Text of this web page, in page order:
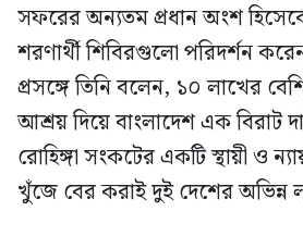
সফরের অন্যতম প্রধান অংশ
শরণার্থী শিবিরগুলো পরিদর্শন
প্রসঙ্গে তিনি বলেন, ১০ লাখের
আশ্রয় দিয়ে বাংলাদেশ এক বিরাট
রোহিঙ্গা সংকটের একটি স্থায়ী ও
খুঁজে বের করাই দুই দেশের অভিন্ন